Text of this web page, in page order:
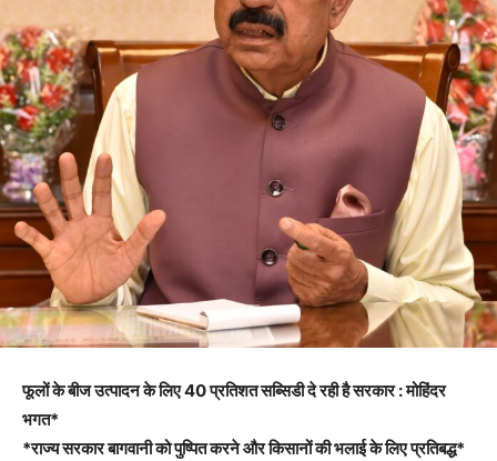
फूलों के बीज उत्पादन के लिए 40 प्रतिशत सब्सिडी दे रही है सरकार : मोहिंदर
भगत*
*राज्य सरकार बागवानी को पुष्पित करने और किसानों की भलाई के लिए प्रतिबद्ध*